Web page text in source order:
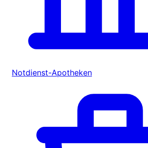
Notdienst-Apotheken